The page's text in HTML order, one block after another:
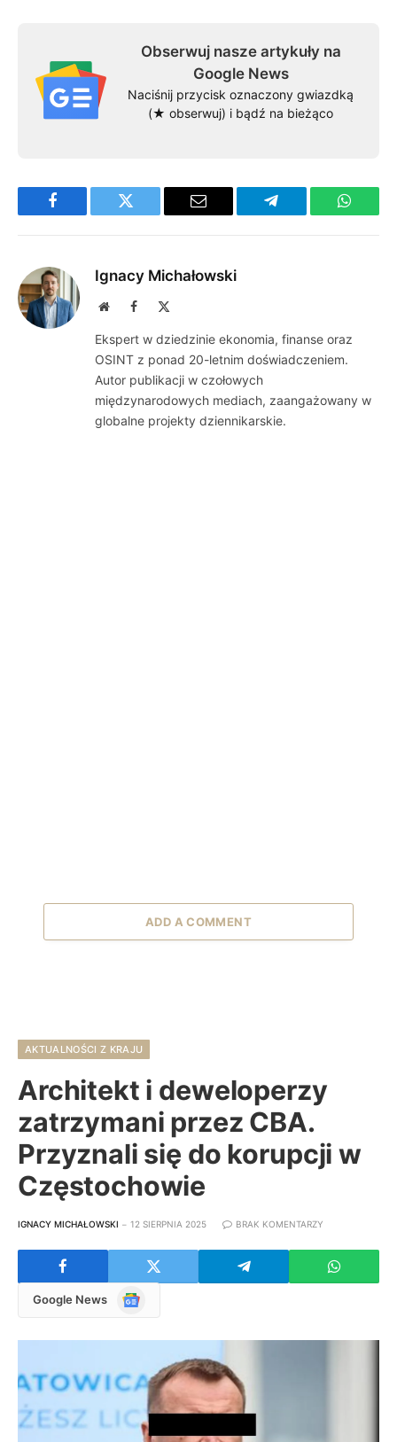
Obserwuj nasze artykuły na
Google News
Naciśnij przycisk oznaczony gwiazdką
(★ obserwuj) i bądź na bieżąco
Facebook Twitter Email Telegram
Ignacy Michałowski
WebsiteFacebook
Ekspert w dziedzinie ekonomia, finanse oraz
OSINT z ponad 20-letnim doświadczeniem.
Autor publikacji w czołowych
międzynarodowych mediach, zaangażowany w
globalne projekty dziennikarskie.
ADD A COMMENT
AKTUALNOŚCI Z KRAJU
Architekt i deweloperzy
zatrzymani przez CBA.
Przyznali się do korupcji w
Częstochowie
IGNACY MICHAŁOWSKI 12 SIERPNIA 2025 BRAK KOMENTARZY
Google News
Google